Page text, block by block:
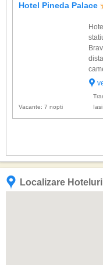
Hotel Pineda Palace
Vacante: 7 nopti
Iasi
Localizare